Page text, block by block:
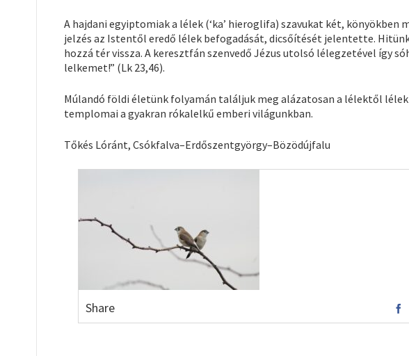
A hajdani egyiptomiak a lélek (‘ka’ hieroglifa) szavukat két,
jelzés az Istentől eredő lélek befogadását, dicsőítését jelentette.
hozzá tér vissza. A keresztfán szenvedő Jézus utolsó lélegzetével így
lelkemet!” (Lk 23,46).
Múlandó földi életünk folyamán találjuk meg alázatosan a lélektől
templomai a gyakran rókalelkű emberi világunkban.
Tőkés Lóránt, Csókfalva–Erdőszentgyörgy–Bözödújfalu
Share